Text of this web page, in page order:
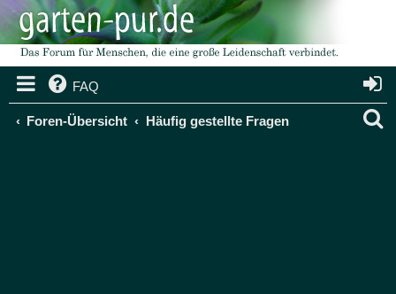
FAQ
Foren-Übersicht Häufig gestellte Fragen